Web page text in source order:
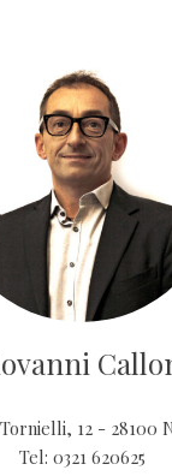
12 - 28100
Tel: 0321 620625